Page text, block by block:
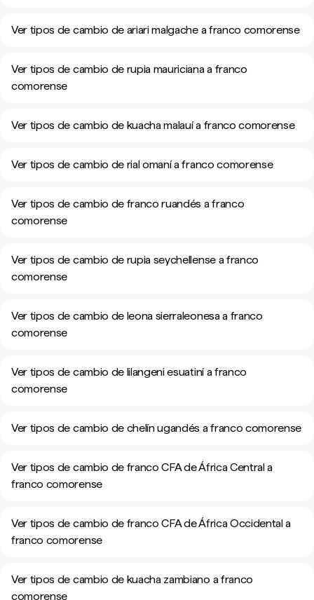
Ver tipos de cambio de ariari malgache a franco comorense
Ver tipos de cambio de rupia mauriciana a franco
comorense
Ver tipos de cambio de kuacha malauí a franco comorense
Ver tipos de cambio de rial omaní a franco comorense
Ver tipos de cambio de franco ruandés a franco
comorense
Ver tipos de cambio de rupia seychellense a franco
comorense
Ver tipos de cambio de leona sierraleonesa a franco
comorense
Ver tipos de cambio de lilangeni esuatiní a franco
comorense
Ver tipos de cambio de chelín ugandés a franco comorense
Ver tipos de cambio de franco CFA de África Central a
franco comorense
Ver tipos de cambio de franco CFA de África Occidental a
franco comorense
Ver tipos de cambio de kuacha zambiano a franco
comorense